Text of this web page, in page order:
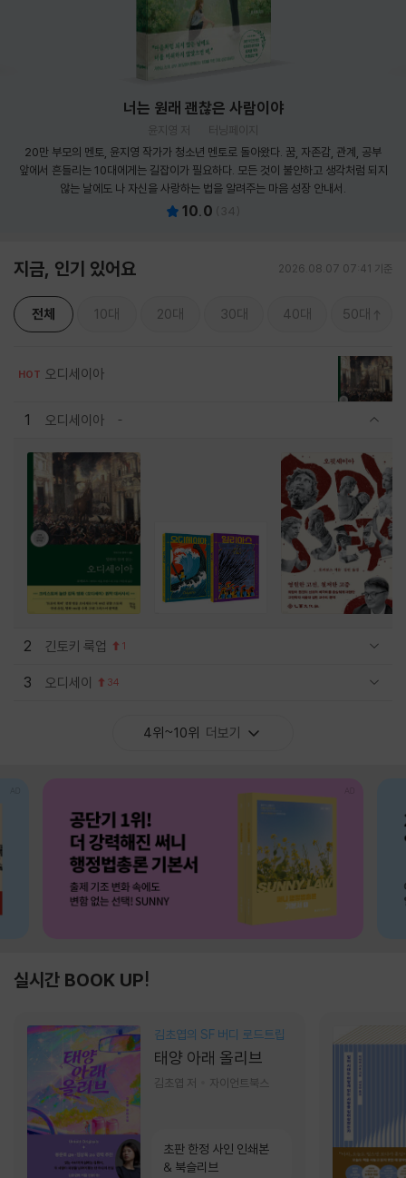
너는 원래 괜찮은 사람이야
윤지영 저
터닝페이지
20만 부모의 멘토, 윤지영 작가가 청소년 멘토로 돌아왔다. 꿈, 자존감, 관계, 공부
앞에서 흔들리는 10대에게는 길잡이가 필요하다. 모든 것이 불안하고 생각처럼 되지
않는 날에도 나 자신을 사랑하는 법을 알려주는 마음 성장 안내서.
10.0 ( 34 )
지금, 인기 있어요 2026.08.07 07:41 기준
전체 10대 20대 30대 40대 50대
HOT 오디세이아
1 오디세이아
2 긴토키 룩업 1
3 오디세이 34
4위~10위 더보기
실시간 BOOK UP!
김초엽의 SF 버디 로드트립
태양 아래 올리브
김초엽 저 자이언트북스
초판 한정 사인 인쇄본
& 북슬리브